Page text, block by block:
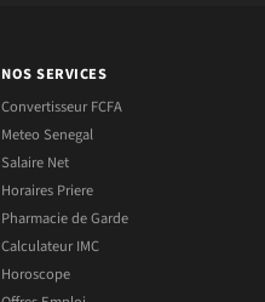
NOS SERVICES
Convertisseur FCFA
Meteo Senegal
Salaire Net
Horaires Priere
Pharmacie de Garde
Calculateur IMC
Horoscope